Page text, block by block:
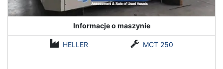
Informacje o maszynie
HELLER MCT 250